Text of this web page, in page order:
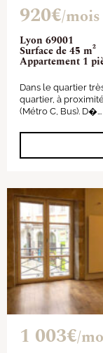
Lyon 69001
Surface de 45 m²
Appartement 1
920€/
Dans le quartier
quartier, à
(Métro C, Bus). D�...
1 003€/